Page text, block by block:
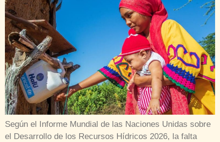
Según el Informe Mundial de las Naciones Unidas sobre
el Desarrollo de los Recursos Hídricos 2026, la falta